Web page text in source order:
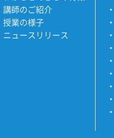
講師のご紹介
授業の様子
ニュースリリース
・
・
・
・
・
・
・
・
・